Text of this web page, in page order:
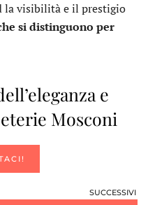
la visibilità e il prestigio
si distinguono per
e
Mosconi
SUCCESSIVI